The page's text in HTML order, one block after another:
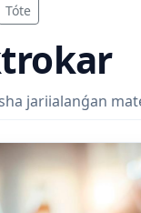
Tóte
jariialanǵan